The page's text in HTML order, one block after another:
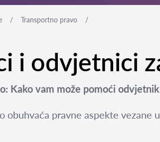
Transportno pravo
i odvjetnici
Kako vam može pomoći
obuhvaća pravne aspekte vezane